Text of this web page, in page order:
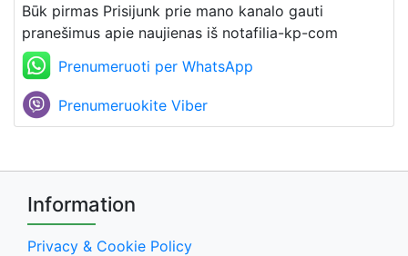
Būk pirmas Prisijunk prie mano kanalo gauti
pranešimus apie naujienas iš notafilia-kp-com
Prenumeruoti per WhatsApp
Prenumeruokite Viber
Information
Privacy & Cookie Policy